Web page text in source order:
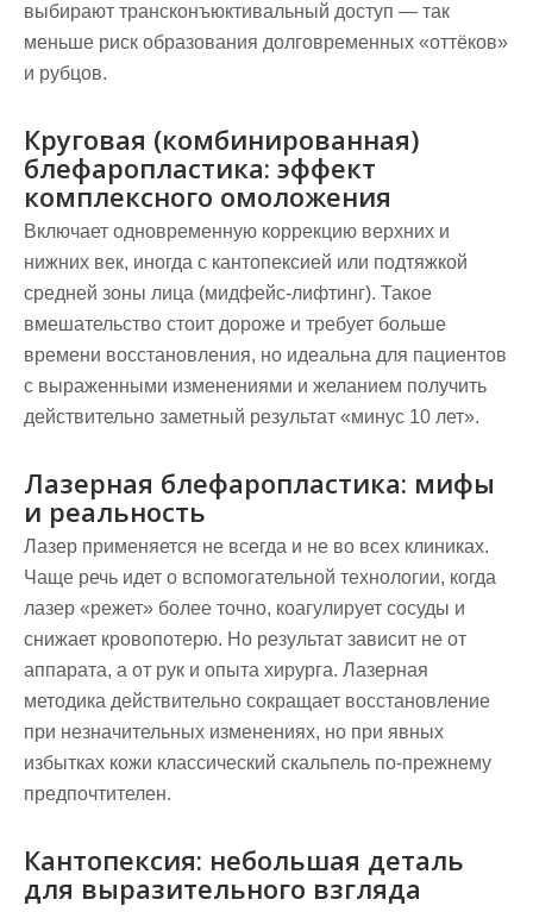
выбирают трансконъюктивальный доступ — так
меньше риск образования долговременных «оттёков»
и рубцов.
Круговая (комбинированная)
блефаропластика: эффект
комплексного омоложения
Включает одновременную коррекцию верхних и
нижних век, иногда с кантопексией или подтяжкой
средней зоны лица (мидфейс-лифтинг). Такое
вмешательство стоит дороже и требует больше
времени восстановления, но идеальна для пациентов
с выраженными изменениями и желанием получить
действительно заметный результат «минус 10 лет».
Лазерная блефаропластика: мифы
и реальность
Лазер применяется не всегда и не во всех клиниках.
Чаще речь идет о вспомогательной технологии, когда
лазер «режет» более точно, коагулирует сосуды и
снижает кровопотерю. Но результат зависит не от
аппарата, а от рук и опыта хирурга. Лазерная
методика действительно сокращает восстановление
при незначительных изменениях, но при явных
избытках кожи классический скальпель по-прежнему
предпочтителен.
Кантопексия: небольшая деталь
для выразительного взгляда